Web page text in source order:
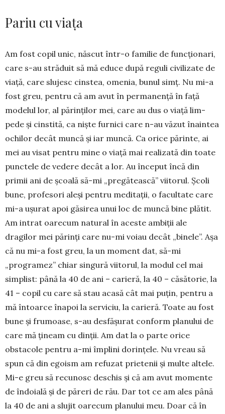
Pariu cu viața
Am fost copil unic, născut într-o familie de funcționari,
care s-au străduit să mă educe după reguli civilizate de
viață, care slujesc cinstea, omenia, bunul simț. Nu mi-a
fost greu, pentru că am avut în permanență în față
modelul lor, al părinților mei, care au dus o viață lim­
pede și cinstită, ca niște furnici care n-au văzut înaintea
ochilor decât mun­că și iar muncă. Ca orice pă­rinte, ai
mei au visat pen­tru mine o viață mai realizată din toate
punc­tele de vedere decât a lor. Au început încă din
primii ani de școală să-mi „pregătească” vii­to­rul. Școli
bune, pro­fesori aleși pentru me­ditații, o facultate care
mi-a ușurat apoi găsirea unui loc de muncă bine plătit.
Am intrat oarecum natural în aceste ambiții ale
dragilor mei părinți care nu-mi voiau decât „binele”. Așa
că nu mi-a fost greu, la un moment dat, să-mi
„programez” chiar singură viitorul, la modul cel mai
simplist: până la 40 de ani – carieră, la 40 – căsătorie, la
41 – copil cu care să stau acasă cât mai puțin, pentru a
mă întoarce înapoi la serviciu, la ca­rieră. Toate au fost
bune și frumoase, s-au des­fășurat conform planului de
care mă țineam cu dinții. Am dat la o parte orice
obstacole pentru a-mi împlini dorințele. Nu vreau să
spun că din egoism am refuzat prietenii și multe altele.
Mi-e greu să recunosc deschis și că am avut momente
de îndoială și de păreri de rău. Dar tot ce am ales până
la 40 de ani a slujit oarecum planului meu. Doar că în